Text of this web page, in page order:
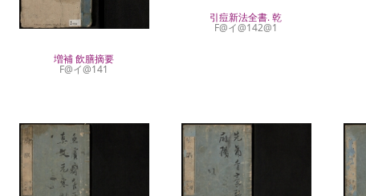
増補 飲膳摘要
F@イ@141
引痘新法全書. 乾
F@イ@142@1